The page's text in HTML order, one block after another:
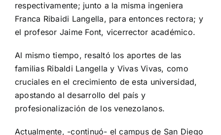
respectivamente; junto a la misma ingeniera
Franca Ribaidi Langella, para entonces rectora; y
el profesor Jaime Font, vicerrector académico.
Al mismo tiempo, resaltó los aportes de las
familias Ribaldi Langella y Vivas Vivas, como
cruciales en el crecimiento de esta universidad,
apostando al desarrollo del país y
profesionalización de los venezolanos.
Actualmente, -continuó- el campus de San Diego